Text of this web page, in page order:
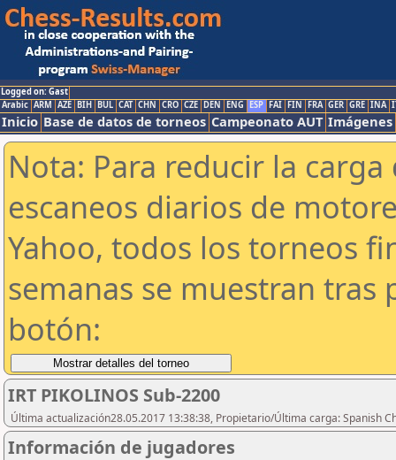
Logged on: Gast
Arabic ARM AZE BIH BUL CAT CHN CRO CZE DEN ENG ESP FAI FIN FRA GER GRE INA
Inicio Base de datos de torneos Campeonato AUT Imágenes
Nota: Para reducir la
escaneos diarios de
Yahoo, todos los torneos
semanas se muestran tras
botón:
IRT PIKOLINOS Sub-2200
Última actualización28.05.2017 13:38:38, Propietario/Última carga: Spanish
Información de jugadores